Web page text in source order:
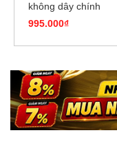
không dây chính
hãng
995.000₫